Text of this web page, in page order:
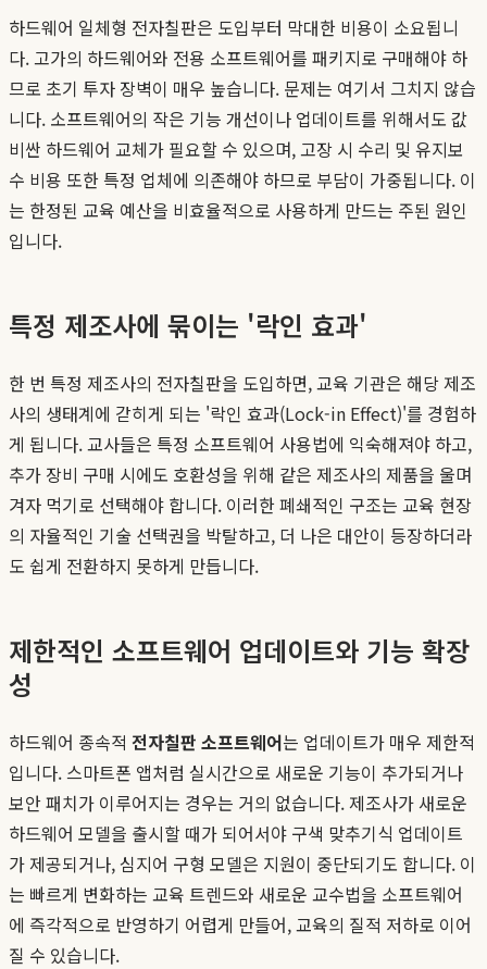
하드웨어 일체형 전자칠판은 도입부터 막대한 비용이 소요됩니
다. 고가의 하드웨어와 전용 소프트웨어를 패키지로 구매해야 하
므로 초기 투자 장벽이 매우 높습니다. 문제는 여기서 그치지 않습
니다. 소프트웨어의 작은 기능 개선이나 업데이트를 위해서도 값
비싼 하드웨어 교체가 필요할 수 있으며, 고장 시 수리 및 유지보
수 비용 또한 특정 업체에 의존해야 하므로 부담이 가중됩니다. 이
는 한정된 교육 예산을 비효율적으로 사용하게 만드는 주된 원인
입니다.
특정 제조사에 묶이는 '락인 효과'
한 번 특정 제조사의 전자칠판을 도입하면, 교육 기관은 해당 제조
사의 생태계에 갇히게 되는 '락인 효과(Lock-in Effect)'를 경험하
게 됩니다. 교사들은 특정 소프트웨어 사용법에 익숙해져야 하고,
추가 장비 구매 시에도 호환성을 위해 같은 제조사의 제품을 울며
겨자 먹기로 선택해야 합니다. 이러한 폐쇄적인 구조는 교육 현장
의 자율적인 기술 선택권을 박탈하고, 더 나은 대안이 등장하더라
도 쉽게 전환하지 못하게 만듭니다.
제한적인 소프트웨어 업데이트와 기능 확장
성
하드웨어 종속적 전자칠판 소프트웨어는 업데이트가 매우 제한적
입니다. 스마트폰 앱처럼 실시간으로 새로운 기능이 추가되거나
보안 패치가 이루어지는 경우는 거의 없습니다. 제조사가 새로운
하드웨어 모델을 출시할 때가 되어서야 구색 맞추기식 업데이트
가 제공되거나, 심지어 구형 모델은 지원이 중단되기도 합니다. 이
는 빠르게 변화하는 교육 트렌드와 새로운 교수법을 소프트웨어
에 즉각적으로 반영하기 어렵게 만들어, 교육의 질적 저하로 이어
질 수 있습니다.